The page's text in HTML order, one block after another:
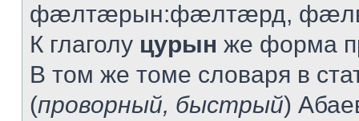
фæлтæрын:фæлтæрд,
К глаголу цурын же форма
В том же томе словаря в
(проворный, быстрый)